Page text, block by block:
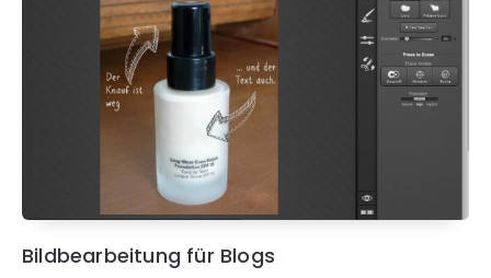
Bildbearbeitung für Blogs